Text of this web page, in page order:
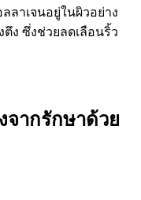
ลาเจนอยู่ในผิวอย่าง
ตึง ซึ่งช่วยลดเลือนริ้ว
จากรักษาด้วย